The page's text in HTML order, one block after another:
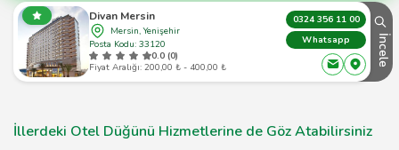
Divan Mersin
Mersin, Yenişehir
Posta Kodu: 33120
0.0 (0)
Fiyat Aralığı: 200,00 ₺ - 400,00 ₺
0324 356 11 00
Whatsapp
İncele
İllerdeki Otel Düğünü Hizmetlerine de Göz Atabilirsiniz